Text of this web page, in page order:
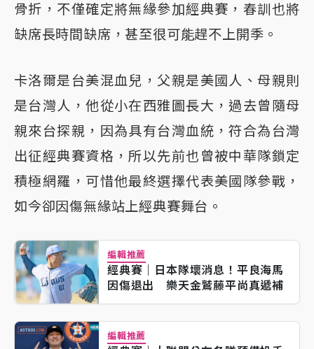
骨折，不僅確定將無緣參加經典賽，春訓也將
缺席長時間缺席，甚至很可能趕不上開季。
卡洛爾是台美混血兒，父親是美國人、母親則
是台灣人，他從小在西雅圖長大，過去曾隨母
親來台探親，因為具有台灣血統，符合為台灣
出征經典賽資格，所以先前也曾被中華隊鎖定
積極網羅，可惜他最終選擇代表美國隊參戰，
如今卻因傷無緣站上經典賽舞台。
編輯推薦
經典賽｜日本隊壞消息！平良海馬
因傷退出 樂天金鷲藤平尚真遞補
編輯推薦